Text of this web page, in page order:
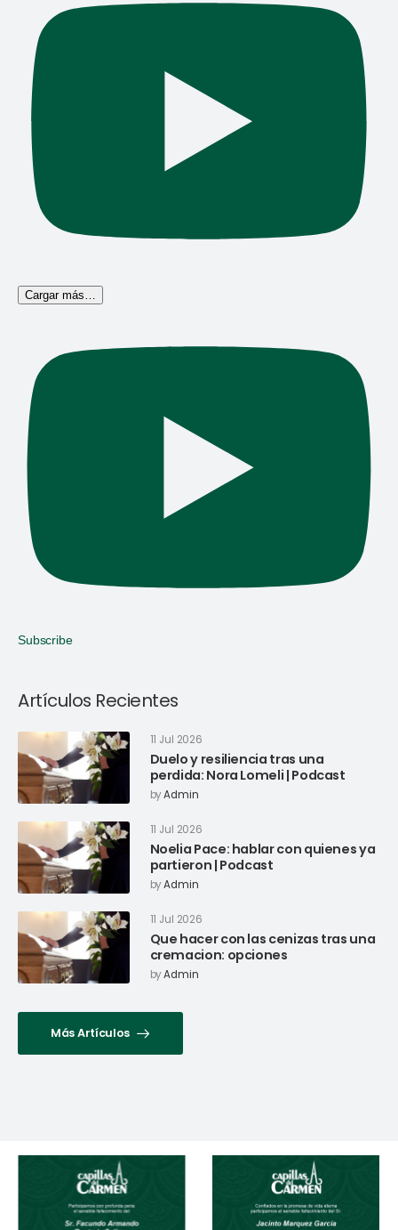
Cargar más…
Subscribe
Artículos Recientes
11 Jul 2026
Duelo y resiliencia tras una
perdida: Nora Lomeli | Podcast
byAdmin
11 Jul 2026
Noelia Pace: hablar con quienes ya
partieron | Podcast
byAdmin
11 Jul 2026
Que hacer con las cenizas tras una
cremacion: opciones
byAdmin
Más Artículos